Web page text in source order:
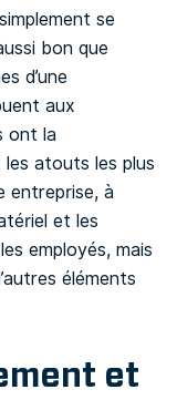
se
bon que
d’une
aux
ont la
atouts les plus
entreprise, à
et les
employés, mais
éléments
et